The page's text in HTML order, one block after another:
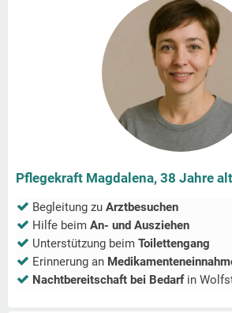
Pflegekraft Magdalena, 38 Jahre alt
Begleitung zu Arztbesuchen
Hilfe beim An- und Ausziehen
Unterstützung beim Toilettengang
Erinnerung an
Nachtbereitschaft bei Bedarfin